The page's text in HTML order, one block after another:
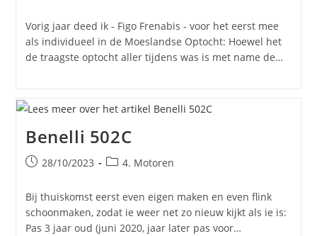
op:
Vorig jaar deed ik - Figo Frenabis - voor het eerst mee
als individueel in de Moeslandse Optocht: Hoewel het
de traagste optocht aller tijdens was is met name de…
Benelli 502C
Bericht
op:
28/10/2023 Berichtcategorie:
4. Motoren
Bij thuiskomst eerst even eigen maken en even flink
schoonmaken, zodat ie weer net zo nieuw kijkt als ie is:
Pas 3 jaar oud (juni 2020, jaar later pas voor…